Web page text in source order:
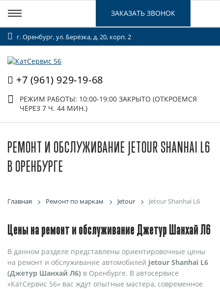
г. Оренбург, ул. Берёзка, д. 20, корп. 2
+7 (961) 929-19-68
РЕЖИМ РАБОТЫ: 10:00-19:00 ЗАКРЫТО (ОТКРОЕМСЯ
ЧЕРЕЗ 7 Ч. 44 МИН.)
ЗАКАЗАТЬ ЗВОНОК
РЕМОНТ И ОБСЛУЖИВАНИЕ JETOUR SHANHAI L6
В ОРЕНБУРГЕ
Главная Ремонт по маркам Jetour Jetour Shanhai L6
Цены на ремонт и обслуживание Джетур Шанхай Л6
В данном разделе представлены ориентировочные цены
на ремонт и обслуживание автомобилей Jetour Shanhai L6
(Джетур Шанхай Л6) в Оренбурге. В автосервисе
«КатСервис 56» вас ждут опытные мастера, современное